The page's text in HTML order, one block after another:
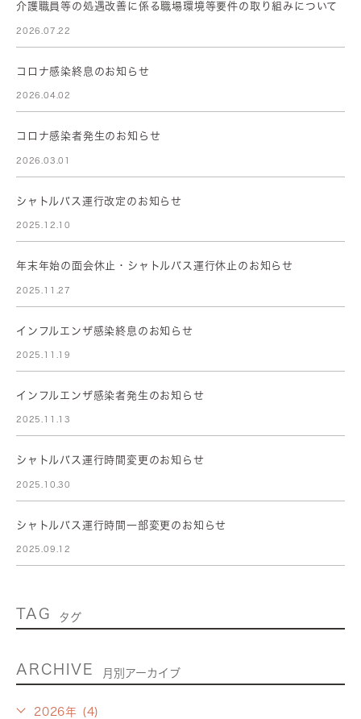
介護職員等の処遇改善に係る職場環境等要件の取り組みについて
2026.07.22
コロナ感染終息のお知らせ
2026.04.02
コロナ感染者発生のお知らせ
2026.03.01
シャトルバス運行改定のお知らせ
2025.12.10
年末年始の面会休止・シャトルバス運行休止のお知らせ
2025.11.27
インフルエンザ感染終息のお知らせ
2025.11.19
インフルエンザ感染者発生のお知らせ
2025.11.13
シャトルバス運行時間変更のお知らせ
2025.10.30
シャトルバス運行時間一部変更のお知らせ
2025.09.12
TAG タグ
ARCHIVE 月別アーカイブ
2026年 (4)